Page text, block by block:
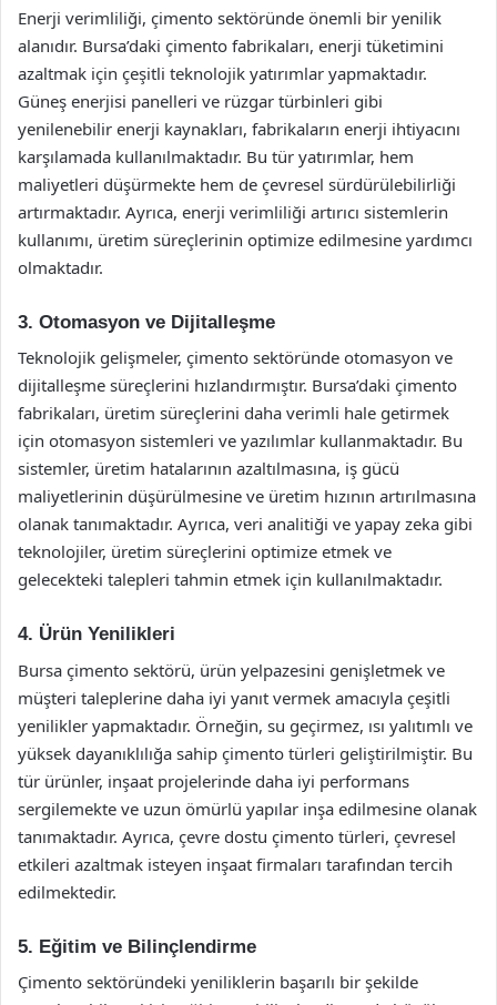
Enerji verimliliği, çimento sektöründe önemli bir yenilik
alanıdır. Bursa’daki çimento fabrikaları, enerji tüketimini
azaltmak için çeşitli teknolojik yatırımlar yapmaktadır.
Güneş enerjisi panelleri ve rüzgar türbinleri gibi
yenilenebilir enerji kaynakları, fabrikaların enerji ihtiyacını
karşılamada kullanılmaktadır. Bu tür yatırımlar, hem
maliyetleri düşürmekte hem de çevresel sürdürülebilirliği
artırmaktadır. Ayrıca, enerji verimliliği artırıcı sistemlerin
kullanımı, üretim süreçlerinin optimize edilmesine yardımcı
olmaktadır.
3. Otomasyon ve Dijitalleşme
Teknolojik gelişmeler, çimento sektöründe otomasyon ve
dijitalleşme süreçlerini hızlandırmıştır. Bursa’daki çimento
fabrikaları, üretim süreçlerini daha verimli hale getirmek
için otomasyon sistemleri ve yazılımlar kullanmaktadır. Bu
sistemler, üretim hatalarının azaltılmasına, iş gücü
maliyetlerinin düşürülmesine ve üretim hızının artırılmasına
olanak tanımaktadır. Ayrıca, veri analitiği ve yapay zeka gibi
teknolojiler, üretim süreçlerini optimize etmek ve
gelecekteki talepleri tahmin etmek için kullanılmaktadır.
4. Ürün Yenilikleri
Bursa çimento sektörü, ürün yelpazesini genişletmek ve
müşteri taleplerine daha iyi yanıt vermek amacıyla çeşitli
yenilikler yapmaktadır. Örneğin, su geçirmez, ısı yalıtımlı ve
yüksek dayanıklılığa sahip çimento türleri geliştirilmiştir. Bu
tür ürünler, inşaat projelerinde daha iyi performans
sergilemekte ve uzun ömürlü yapılar inşa edilmesine olanak
tanımaktadır. Ayrıca, çevre dostu çimento türleri, çevresel
etkileri azaltmak isteyen inşaat firmaları tarafından tercih
edilmektedir.
5. Eğitim ve Bilinçlendirme
Çimento sektöründeki yeniliklerin başarılı bir şekilde